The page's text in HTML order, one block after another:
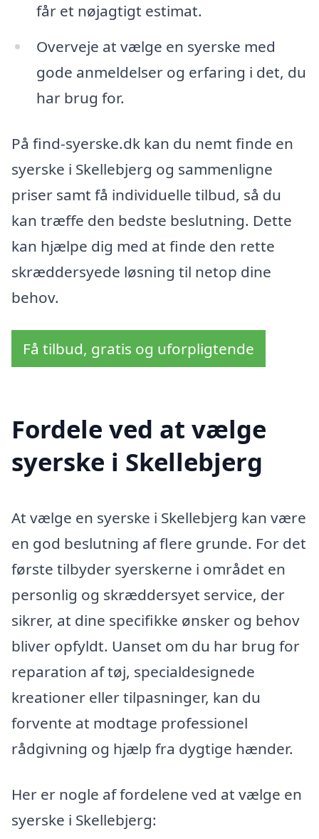
får et nøjagtigt estimat.
Overveje at vælge en syerske med
gode anmeldelser og erfaring i det, du
har brug for.
På find-syerske.dk kan du nemt finde en
syerske i Skellebjerg og sammenligne
priser samt få individuelle tilbud, så du
kan træffe den bedste beslutning. Dette
kan hjælpe dig med at finde den rette
skræddersyede løsning til netop dine
behov.
Få tilbud, gratis og uforpligtende
Fordele ved at vælge
syerske i Skellebjerg
At vælge en syerske i Skellebjerg kan være
en god beslutning af flere grunde. For det
første tilbyder syerskerne i området en
personlig og skræddersyet service, der
sikrer, at dine specifikke ønsker og behov
bliver opfyldt. Uanset om du har brug for
reparation af tøj, specialdesignede
kreationer eller tilpasninger, kan du
forvente at modtage professionel
rådgivning og hjælp fra dygtige hænder.
Her er nogle af fordelene ved at vælge en
syerske i Skellebjerg: